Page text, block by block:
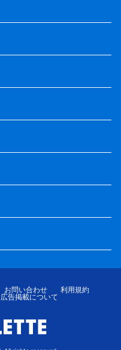
お問い合わせ
利用規約
広告掲載について